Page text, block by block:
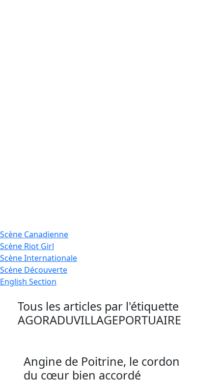
Scène Canadienne
Scène Riot Girl
ScèneInternationale
Scène Découverte
English Section
Tous les articles par l'étiquette
AGORADUVILLAGEPORTUAIRE
Angine de Poitrine, le cordon
du cœur bien accordé